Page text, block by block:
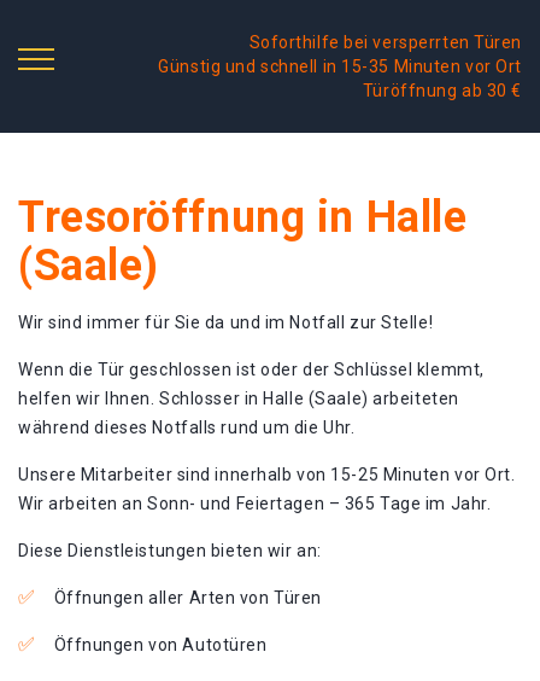
Soforthilfe bei versperrten Türen
Günstig und schnell in 15-35 Minuten vor Ort
Türöffnung ab 30 €
Tresoröffnung in Halle
(Saale)
Wir sind immer für Sie da und im Notfall zur Stelle!
Wenn die Tür geschlossen ist oder der Schlüssel klemmt,
helfen wir Ihnen. Schlosser in Halle (Saale) arbeiteten
während dieses Notfalls rund um die Uhr.
Unsere Mitarbeiter sind innerhalb von 15-25 Minuten vor Ort.
Wir arbeiten an Sonn- und Feiertagen – 365 Tage im Jahr.
Diese Dienstleistungen bieten wir an:
Öffnungen aller Arten von Türen
Öffnungen von Autotüren